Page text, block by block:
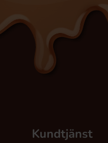
Kundtjänst